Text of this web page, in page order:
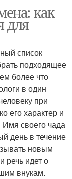
как
для
список
подходящее
более что
в один
при
его характер и
Имя своего чада
день в течение
новым
речь идет о
внукам.